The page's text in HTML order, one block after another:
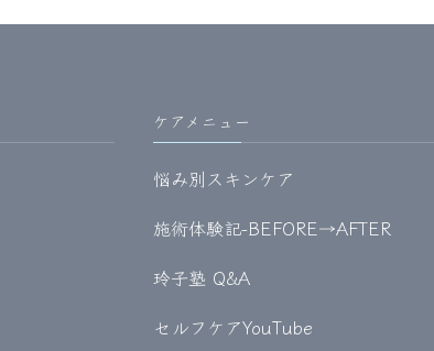
ケアメニュー
悩み別スキンケア
施術体験記-BEFORE→AFTER
玲子塾 Q&A
セルフケアYouTube